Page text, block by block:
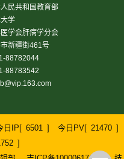
民共和国教育部
学
学会肝病学分会
新疆街461号
88782044
88783542
日IP[ 6501 ] 今日PV[ 21470 ]
]